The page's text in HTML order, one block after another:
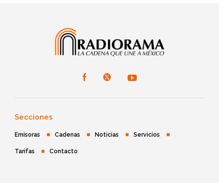
Secciones
Emisoras Cadenas Noticias Servicios
Tarifas Contacto